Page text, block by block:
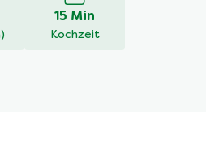
15 Min
Kochzeit